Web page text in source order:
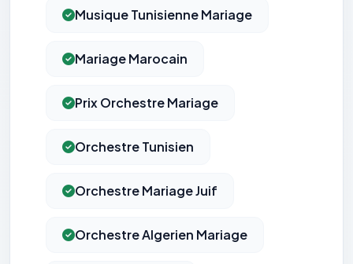
Musique Tunisienne Mariage
Mariage Marocain
Prix Orchestre Mariage
Orchestre Tunisien
Orchestre Mariage Juif
Orchestre Algerien Mariage